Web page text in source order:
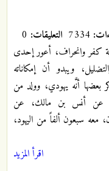
التعليقات:
كفر وانحراف، أعور إحدى
ويبدو أن إمكاناته
بعضها أنَّه يهودي، وولد من
عن أنس بن مالك، عن
سبعون ألفاً من اليهود،
اقرأ المزيد